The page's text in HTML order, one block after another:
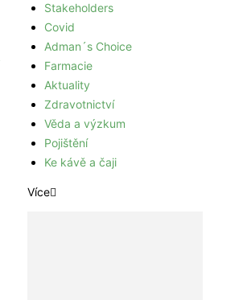
Stakeholders
Covid
Adman´s Choice
Farmacie
Aktuality
Zdravotnictví
Věda a výzkum
Pojištění
Ke kávě a čaji
Více